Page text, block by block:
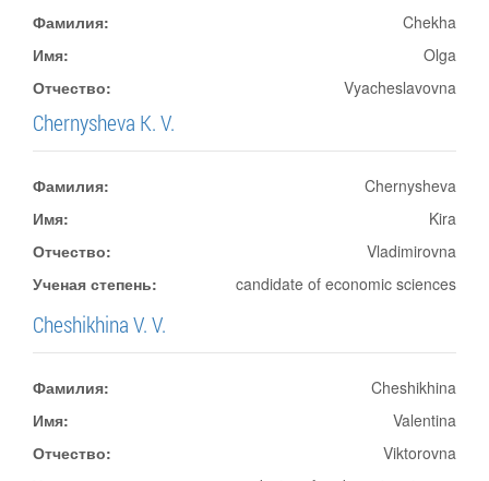
Фамилия:
Chekha
Имя:
Olga
Отчество:
Vyacheslavovna
Chernysheva K. V.
Фамилия:
Chernysheva
Имя:
Kira
Отчество:
Vladimirovna
Ученая степень:
candidate of economic sciences
Cheshikhina V. V.
Фамилия:
Cheshikhina
Имя:
Valentina
Отчество:
Viktorovna